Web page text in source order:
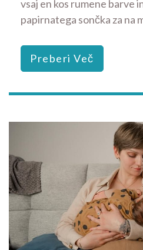
vsaj en kos rumene barve
papirnatega sončka za na
Preberi Več